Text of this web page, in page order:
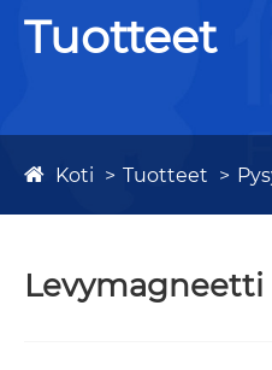
Tuotteet
Koti Tuotteet
Levymagneetti